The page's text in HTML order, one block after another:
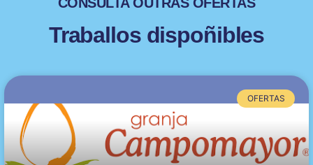
Traballos dispoñibles
OFERTAS